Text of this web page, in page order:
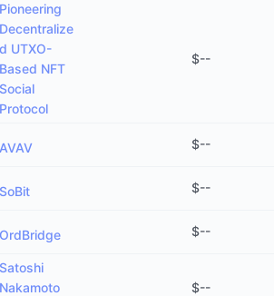
Pioneering
Decentralize
d UTXO-
Based NFT
Social
Protocol
$--
AVAV $--
SoBit $--
OrdBridge $--
Satoshi
Nakamoto
$--